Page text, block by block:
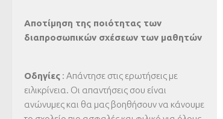
Αποτίμηση της ποιότητας των
διαπροσωπικών σχέσεων των μαθητών
Οδηγίες : Απάντησε στις ερωτήσεις με
ειλικρίνεια. Οι απαντήσεις σου είναι
ανώνυμες και θα μας βοηθήσουν να κάνουμε